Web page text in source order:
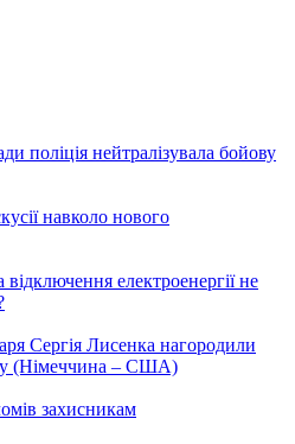
поліція нейтралізувала бойову
навколо нового
електроенергії не
Сергія Лисенка нагородили
(Німеччина – США)
захисникам